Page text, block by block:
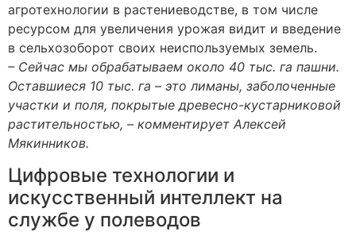
агротехнологии в растениеводстве, в том числе
ресурсом для увеличения урожая видит и введение
в сельхозоборот своих неиспользуемых земель.
– Сейчас мы обрабатываем около 40 тыс. га пашни.
Оставшиеся 10 тыс. га – это лиманы, заболоченные
участки и поля, покрытые древесно-кустарниковой
растительностью, – комментирует Алексей
Мякинников.
Цифровые технологии и
искусственный интеллект на
службе у полеводов